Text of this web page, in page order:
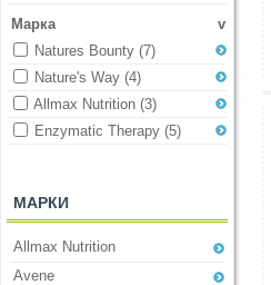
Марка
v
Natures Bounty (7)
Nature's Way (4)
Allmax Nutrition (3)
Enzymatic Therapy (5)
МАРКИ
Allmax Nutrition
Avene